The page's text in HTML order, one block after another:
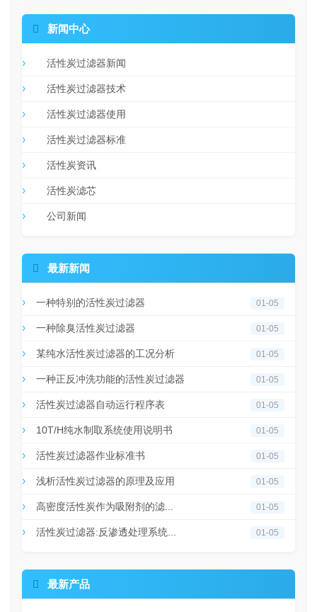
 新闻中心
活性炭过滤器新闻
活性炭过滤器技术
活性炭过滤器使用
活性炭过滤器标准
活性炭资讯
活性炭滤芯
公司新闻
 最新新闻
一种特别的活性炭过滤器 01-05
一种除臭活性炭过滤器 01-05
某纯水活性炭过滤器的工况分析 01-05
一种正反冲洗功能的活性炭过滤器 01-05
活性炭过滤器自动运行程序表 01-05
10T/H纯水制取系统使用说明书 01-05
活性炭过滤器作业标准书 01-05
浅析活性炭过滤器的原理及应用 01-05
高密度活性炭作为吸附剂的滤... 01-05
活性炭过滤器:反渗透处理系统... 01-05
 最新产品